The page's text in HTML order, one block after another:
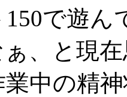
で遊ん
、と現
中の精